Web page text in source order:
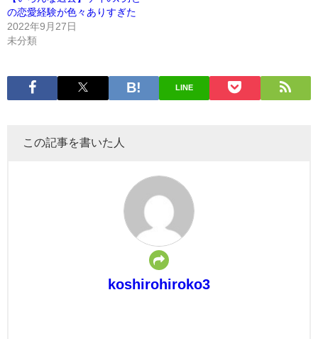
の恋愛経験が色々ありすぎた
2022年9月27日
未分類
LINE
この記事を書いた人
koshirohiroko3